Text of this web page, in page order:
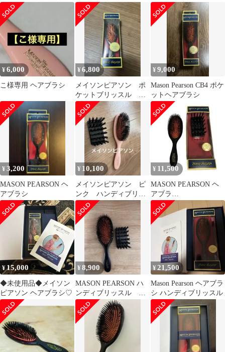
シ ヘアブラシ
¥6,000
こ様専用 ヘアブラシ
¥6,800
メイソンピアソン ポ
ケットブリッスル
MASON PEARSON
¥9,000
Mason Pearson CB4 ポケ
ットヘアブラシ
¥3,200
MASON PEARSON ヘ
アブラシ
¥ 10,100
メイソンピアソン ピ
ンク ハンディブリュ
ッセル クリーニング
ブラックミニブラシ
¥ 11,500
MASON PEARSON ヘ
アブラ
シ ハン
ディブリッスル
¥15,000
◆未使用品◆メイソン
ピアソン ヘアブラシ♡
¥8,900
MASON PEARSON ハ
ンディブリッスル ク
リーニングブラシ付き
¥21,500
Mason Pearson ヘアブラ
シ ハンディブリッスル